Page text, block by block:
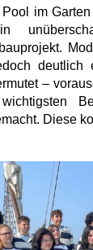
im
deutlich
–
Diese